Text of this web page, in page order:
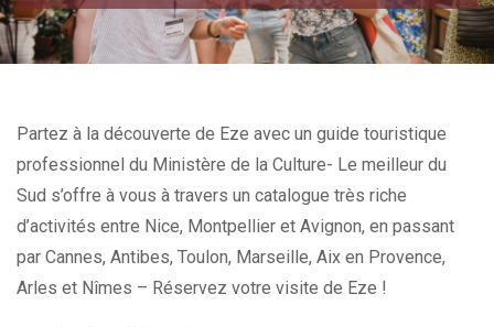
Partez à la découverte de Eze avec un guide touristique
professionnel du Ministère de la Culture- Le meilleur du
Sud s’offre à vous à travers un catalogue très riche
d’activités entre Nice, Montpellier et Avignon, en passant
par Cannes, Antibes, Toulon, Marseille, Aix en Provence,
Arles et Nîmes – Réservez votre visite de Eze !